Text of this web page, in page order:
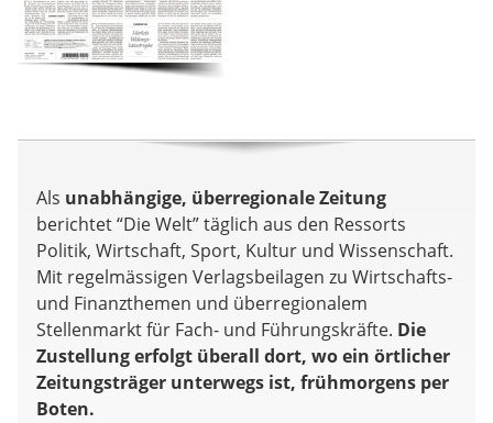
Als unabhängige, überregionale Zeitung
berichtet “Die Welt” täglich aus den Ressorts
Politik, Wirtschaft, Sport, Kultur und Wissenschaft.
Mit regelmässigen Verlagsbeilagen zu Wirtschafts-
und Finanzthemen und überregionalem
Stellenmarkt für Fach- und Führungskräfte. Die
Zustellung erfolgt überall dort, wo ein örtlicher
Zeitungsträger unterwegs ist, frühmorgens per
Boten.